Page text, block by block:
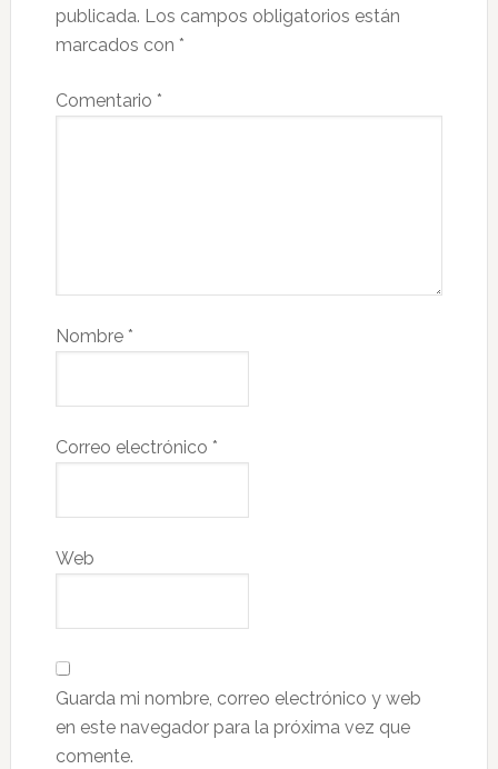
publicada. Los campos obligatorios están
marcados con *
Comentario *
Nombre *
Correo electrónico *
Web
Guarda mi nombre, correo electrónico y web
en este navegador para la próxima vez que
comente.